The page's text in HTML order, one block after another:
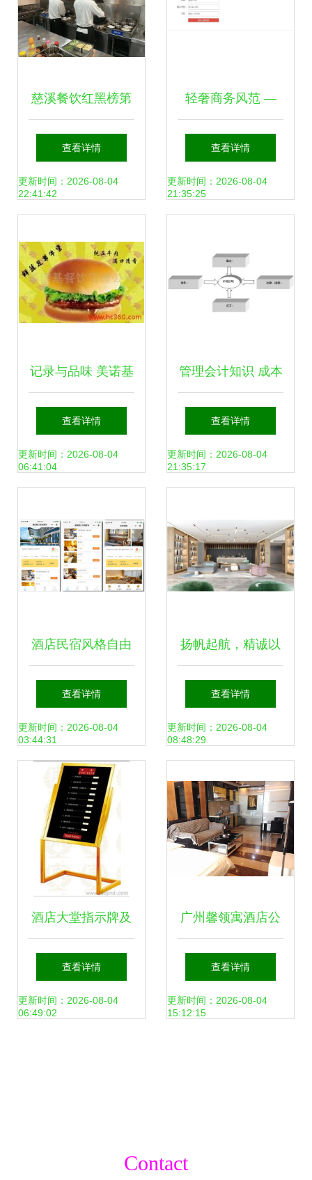
慈溪餐饮红黑榜第
14期 景区餐饮的食
品安全，请你来监
行业标杆
查看详情
更新时间：2026-08-04
22:41:42
轻奢商务风范 —
基于SSM框架的前
后台酒店管理系统
查看详情
更新时间：2026-08-04
21:35:25
记录与品味 美诺基
餐饮管理公司酒店
管理的相册掠影
查看详情
更新时间：2026-08-04
06:41:04
管理会计知识 成本
定价法解析——酒
店是如何定价的？
查看详情
更新时间：2026-08-04
21:35:17
酒店民宿风格自由
切换，你不能错过
的小程序之餐饮管
理
查看详情
更新时间：2026-08-04
03:44:31
扬帆起航，精诚以
待——上海明汇投
资发展酒店分公司
管理战略
查看详情
更新时间：2026-08-04
08:48:29
酒店大堂指示牌及
用品采购指南 供
应、价格、厂家与
查看详情
更新时间：2026-08-04
06:49:02
广州馨领寓酒店公
寓餐饮管理服务体
系
查看详情
更新时间：2026-08-04
15:12:15
Contact